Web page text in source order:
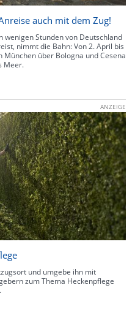
auch mit dem Zug!
wenigen Stunden von Deutschland
nimmt die Bahn: Von 2. April bis
über Bologna und Cesena
Meer.
ANZEIGE
und umgebe ihn mit
zum Thema Heckenpflege